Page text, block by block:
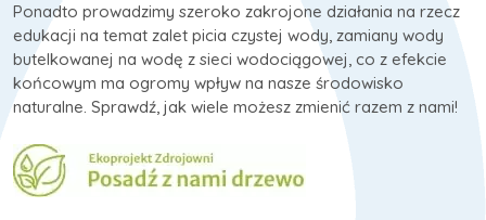
Ponadto prowadzimy szeroko zakrojone działania na rzecz
edukacji na temat zalet picia czystej wody, zamiany wody
butelkowanej na wodę z sieci wodociągowej, co z efekcie
końcowym ma ogromy wpływ na nasze środowisko
naturalne. Sprawdź, jak wiele możesz zmienić razem z nami!